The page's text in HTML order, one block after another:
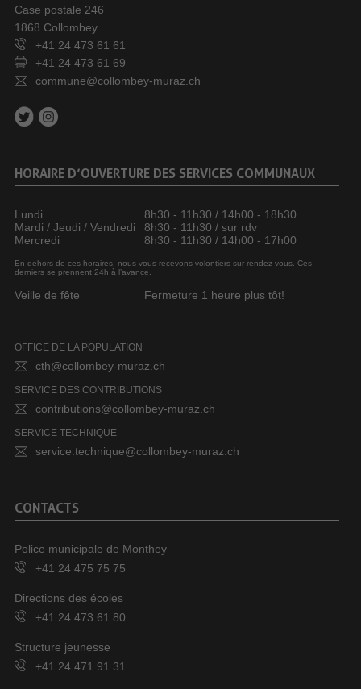
Case postale 246
1868 Collombey
+41 24 473 61 61
+41 24 473 61 69
commune@collombey-muraz.ch
HORAIRE D’OUVERTURE DES SERVICES COMMUNAUX
Lundi
8h30 - 11h30 / 14h00 - 18h30
Mardi / Jeudi / Vendredi
8h30 - 11h30 / sur rdv
Mercredi
8h30 - 11h30 / 14h00 - 17h00
En dehors de ces horaires, nous vous recevons volontiers sur rendez-vous. Ces
derniers se prennent 24h à l’avance.
Veille de fête Fermeture 1 heure plus tôt!
OFFICE DE LA POPULATION
cth@collombey-muraz.ch
SERVICE DES CONTRIBUTIONS
contributions@collombey-muraz.ch
SERVICE TECHNIQUE
service.technique@collombey-muraz.ch
CONTACTS
Police municipale de Monthey
+41 24 475 75 75
Directions des écoles
+41 24 473 61 80
Structure jeunesse
+41 24 471 91 31